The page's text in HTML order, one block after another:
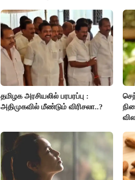
தமிழக அரசியலில் பரபரப்பு :
அதிமுகவில் மீண்டும் விரிசலா..?